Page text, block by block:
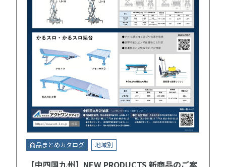
商品まとめカタログ 地域別
【中四国九州】NEW PRODUCTS 新商品のご案